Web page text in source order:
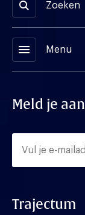
Zoeken
menu Menu
Meld je
Trajectum